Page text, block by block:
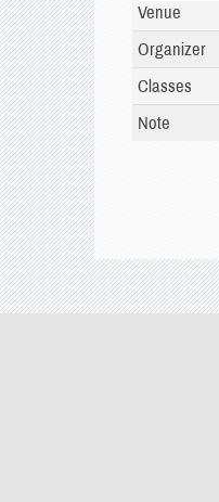
Venue
Organizer
Classes
Note